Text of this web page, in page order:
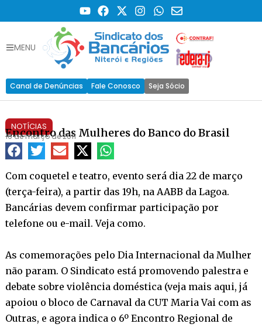
MENU
Canal de Denúncias Fale Conosco Seja Sócio
NOTÍCIAS
Encontro das Mulheres do Banco do Brasil
16 de março de 2011
Com coquetel e teatro, evento será dia 22 de março
(terça-feira), a partir das 19h, na AABB da Lagoa.
Bancárias devem confirmar participação por
telefone ou e-mail. Veja como.
As comemorações pelo Dia Internacional da Mulher
não param. O Sindicato está promovendo palestra e
debate sobre violência doméstica (veja mais aqui, já
apoiou o bloco de Carnaval da CUT Maria Vai com as
Outras, e agora indica o 6º Encontro Regional de